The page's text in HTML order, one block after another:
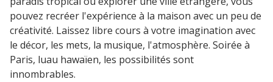
pouvez recréer l'expérience à la maison avec un peu de
créativité. Laissez libre cours à votre imagination avec
le décor, les mets, la musique, l'atmosphère. Soirée à
Paris, luau hawaïen, les possibilités sont
innombrables.